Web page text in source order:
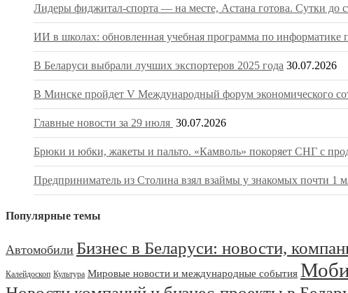
Лидеры фиджитал-спорта — на месте, Астана готова. Сутки до
ИИ в школах: обновленная учебная программа по информатике
В Беларуси выбрали лучших экспортеров 2025 года 30.07.2026
В Минске пройдет V Международный форум экономического
Главные новости за 29 июля 30.07.2026
Брюки и юбки, жакеты и пальто. «Камволь» покоряет СНГ с
Предприниматель из Столина взял взаймы у знакомых почти 1
Популярные темы
Автомобили Бизнес в Беларуси: новости,
Калейдоскоп Культура Мировые новости и международные события